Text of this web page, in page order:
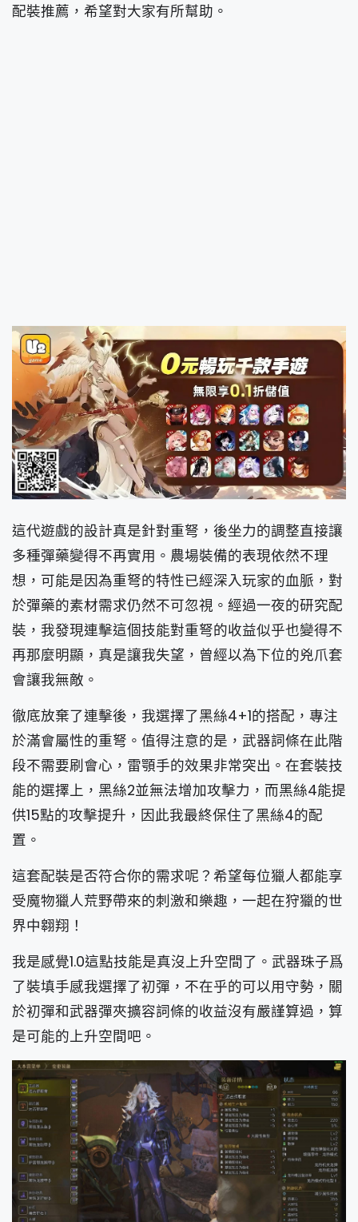
配裝推薦，希望對大家有所幫助。
這代遊戲的設計真是針對重弩，後坐力的調整直接讓
多種彈藥變得不再實用。農場裝備的表現依然不理
想，可能是因為重弩的特性已經深入玩家的血脈，對
於彈藥的素材需求仍然不可忽視。經過一夜的研究配
裝，我發現連擊這個技能對重弩的收益似乎也變得不
再那麼明顯，真是讓我失望，曾經以為下位的兇爪套
會讓我無敵。
徹底放棄了連擊後，我選擇了黑絲4+1的搭配，專注
於滿會屬性的重弩。值得注意的是，武器詞條在此階
段不需要刷會心，雷顎手的效果非常突出。在套裝技
能的選擇上，黑絲2並無法增加攻擊力，而黑絲4能提
供15點的攻擊提升，因此我最終保住了黑絲4的配
置。
這套配裝是否符合你的需求呢？希望每位獵人都能享
受魔物獵人荒野帶來的刺激和樂趣，一起在狩獵的世
界中翱翔！
我是感覺1.0這點技能是真沒上升空間了。武器珠子爲
了裝填手感我選擇了初彈，不在乎的可以用守勢，關
於初彈和武器彈夾擴容詞條的收益沒有嚴謹算過，算
是可能的上升空間吧。